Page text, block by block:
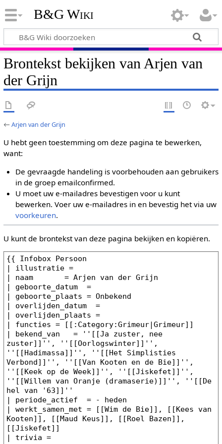
B&G Wiki
Brontekst bekijken van Arjen van
der Grijn
←Arjen van der Grijn
U hebt geen toestemming om deze pagina te bewerken,
want:
De gevraagde handeling is voorbehouden aan gebruikers
in de groep emailconfirmed.
U moet uw e-mailadres bevestigen voor u kunt
bewerken. Voer uw e-mailadres in en bevestig het via uw
voorkeuren.
U kunt de brontekst van deze pagina bekijken en kopiëren.